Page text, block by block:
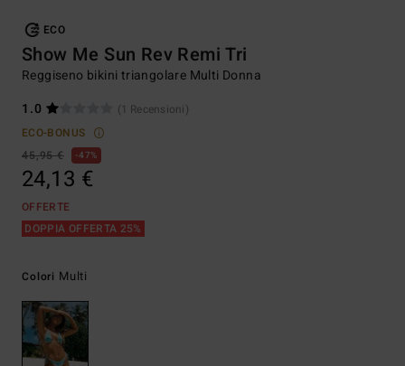
ECO
Show Me Sun Rev Remi Tri
Reggiseno bikini triangolare Multi Donna
1.0
(1 Recensioni)
ECO-BONUS
45,95 €
47%
24,13 €
OFFERTE
DOPPIA OFFERTA 25%
Colori Multi